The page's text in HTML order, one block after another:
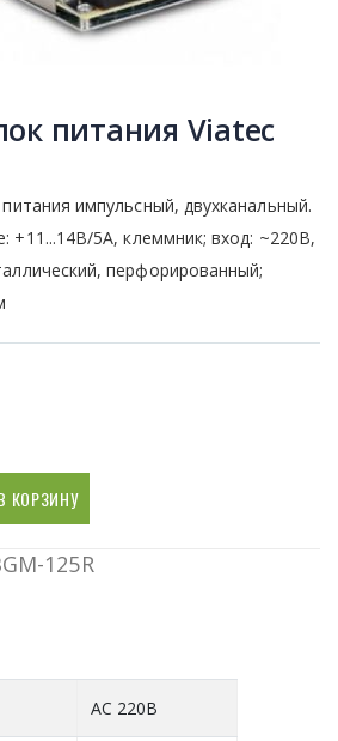
питания Viatec
импульсный, двухканальный.
+11...14В/5А, клеммник; вход: ~220В,
перфорированный;
КОРЗИНУ
125R
AC 220В